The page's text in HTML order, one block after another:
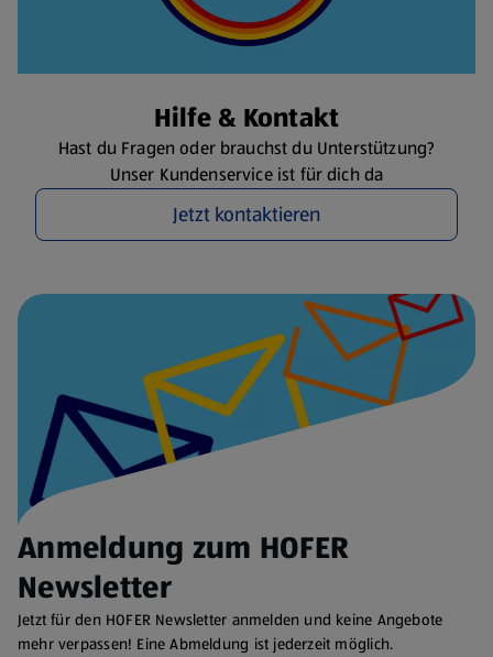
Hilfe & Kontakt
Hast du Fragen oder brauchst du Unterstützung?
Unser Kundenservice ist für dich da
Jetzt kontaktieren
Anmeldung zum HOFER
Newsletter
Jetzt für den HOFER Newsletter anmelden und keine Angebote
mehr verpassen! Eine Abmeldung ist jederzeit möglich.